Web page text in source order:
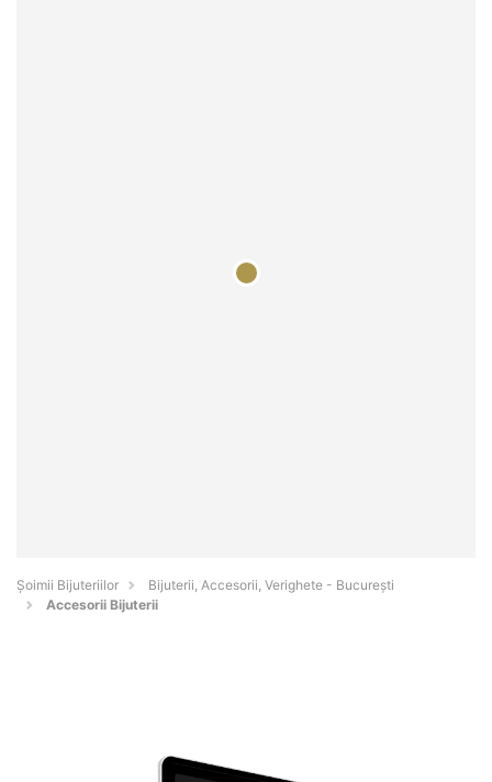
Şoimii Bijuteriilor
Bijuterii, Accesorii, Verighete - Bucureşti
Accesorii Bijuterii